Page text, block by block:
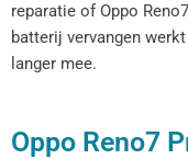
reparatie of Oppo
batterij vervangen
langer mee.
Oppo Reno7